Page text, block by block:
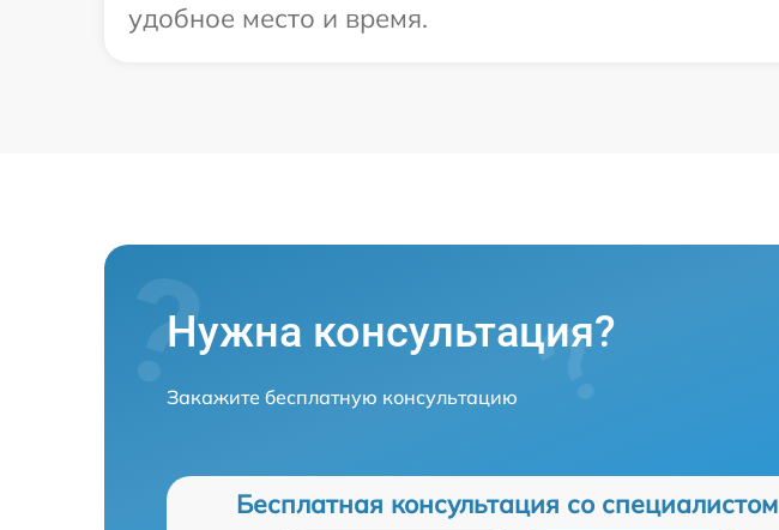
удобное место и время.
Нужна консультация?
Закажите бесплатную консультацию
Бесплатная консультация со специалистом